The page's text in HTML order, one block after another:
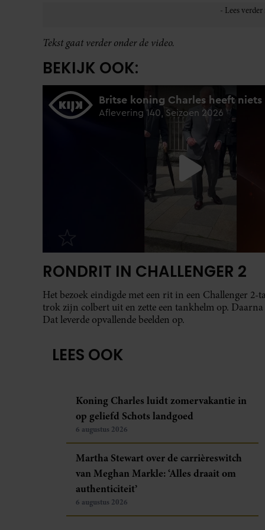
Tekst gaat verder onder de video.
BEKIJK OOK:
RONDRIT IN CHALLENGER 2
Het bezoek eindigde met een rit in een Challenger
trok zijn colbert uit en zette een tankhelm op.
Dat leverde opvallende beelden op.
LEES OOK
Koning Charles luidt zomervakantie in
op geliefd Schots landgoed
6 augustus 2026
Martha Stewart over de carrièreswitch
van Meghan Markle: ‘Alles draait om
authenticiteit’
6 augustus 2026